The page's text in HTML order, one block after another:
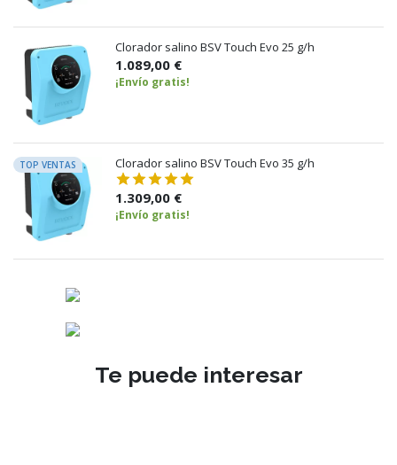
Te puede interesar
Clorador salino BSV Touch Evo 25 g/h
1.089,00 €
¡Envío gratis!
TOP VENTAS Clorador salino BSV Touch Evo 35 g/h
1.309,00 €
¡Envío gratis!